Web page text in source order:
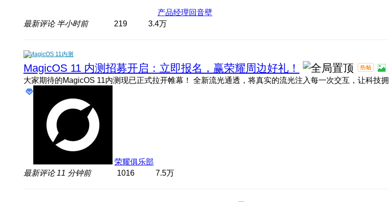
产品经理回音壁
最新评论 半小时前 219 3.4万
MagicOS 11内测
MagicOS 11 内测招募开启：立即报名，赢荣耀周边好礼！
荣耀俱乐部
最新评论 11 分钟前 1016 7.5万